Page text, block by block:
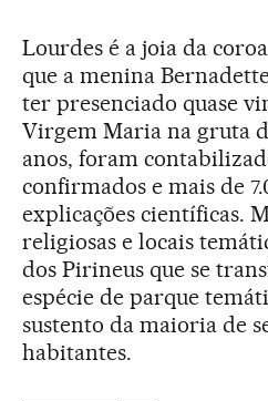
Lourdes é a joia da
que a menina
ter presenciado quase
Virgem Maria na gruta
anos, foram
confirmados e mais de
explicações científicas.
religiosas e locais
dos Pirineus que se
espécie de parque
sustento da maioria de
habitantes.